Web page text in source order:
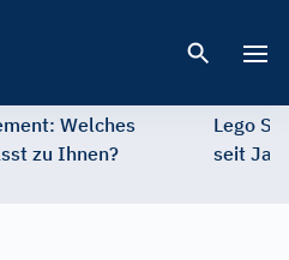
Welches
zu Ihnen?
Lego
seit